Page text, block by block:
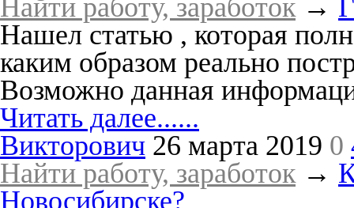
Найти работу, заработок→
Нашел статью , которая
каким образом реально
Возможно данная
Читать далее......
Викторович 26 марта 2019 0
Найти работу, заработок→
Новосибирске?